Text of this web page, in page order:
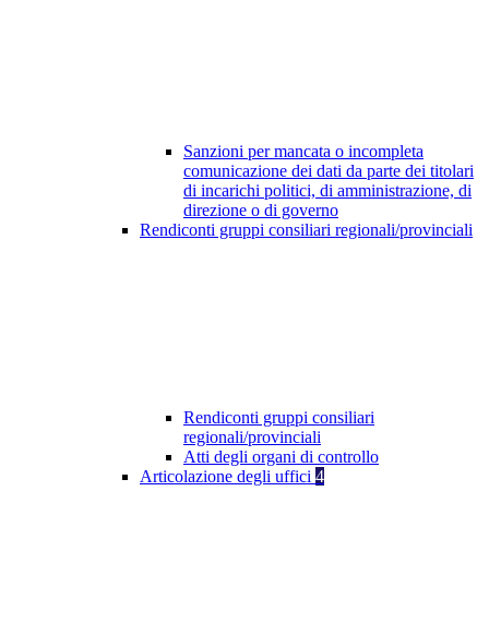
Sanzioni per mancata o incompleta
comunicazione dei dati da parte dei titolari
di incarichi politici, di amministrazione, di
direzione o di governo
Rendiconti gruppi consiliari regionali/provinciali
Rendiconti gruppi consiliari
regionali/provinciali
Atti degli organi di controllo
Articolazione degli uffici 4